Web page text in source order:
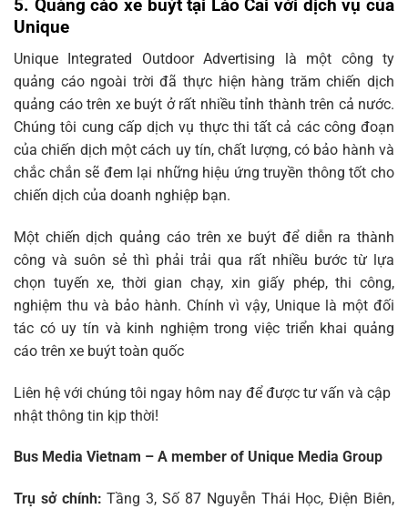
5. Quảng cáo xe buýt tại Lào Cai với dịch vụ của
Unique
Unique Integrated Outdoor Advertising là một công ty
quảng cáo ngoài trời đã thực hiện hàng trăm chiến dịch
quảng cáo trên xe buýt ở rất nhiều tỉnh thành trên cả nước.
Chúng tôi cung cấp dịch vụ thực thi tất cả các công đoạn
của chiến dịch một cách uy tín, chất lượng, có bảo hành và
chắc chắn sẽ đem lại những hiệu ứng truyền thông tốt cho
chiến dịch của doanh nghiệp bạn.
Một chiến dịch quảng cáo trên xe buýt để diễn ra thành
công và suôn sẻ thì phải trải qua rất nhiều bước từ lựa
chọn tuyến xe, thời gian chạy, xin giấy phép, thi công,
nghiệm thu và bảo hành. Chính vì vậy, Unique là một đối
tác có uy tín và kinh nghiệm trong việc triển khai quảng
cáo trên xe buýt toàn quốc
Liên hệ với chúng tôi ngay hôm nay để được tư vấn và cập
nhật thông tin kịp thời!
Bus Media Vietnam – A member of Unique Media Group
Trụ sở chính:Tầng 3, Số 87 Nguyễn Thái Học, Điện Biên,